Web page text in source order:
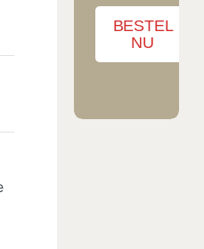
BESTEL
NU